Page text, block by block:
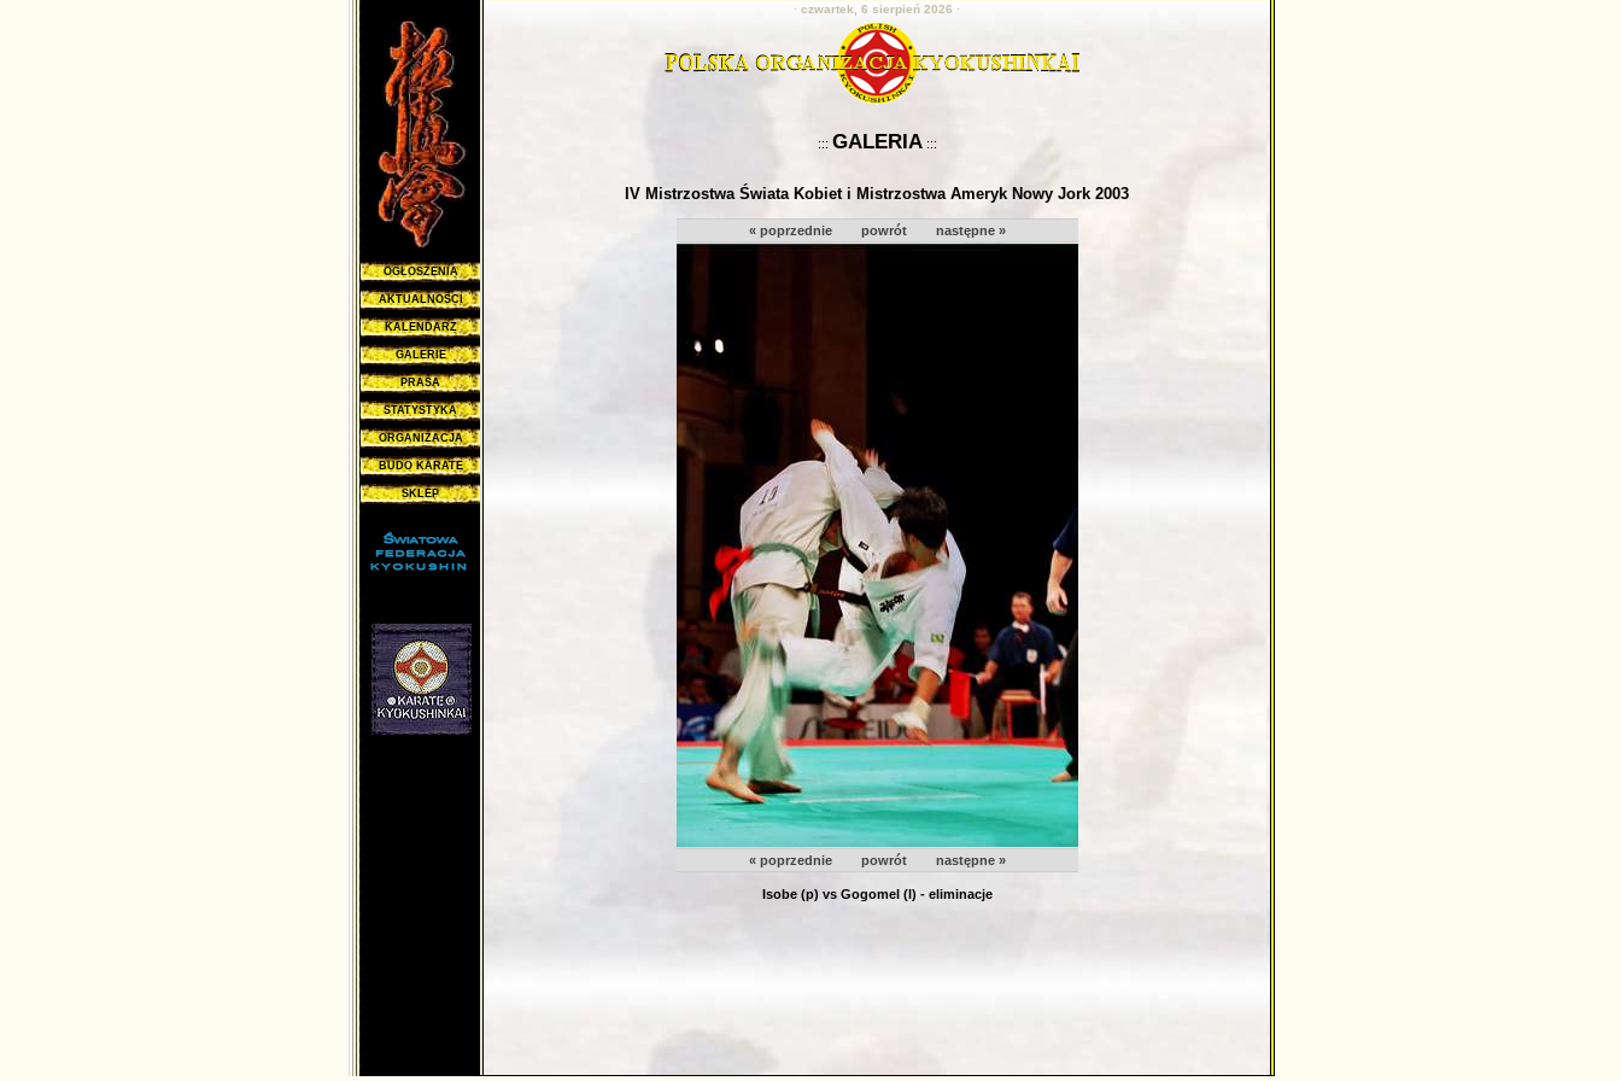
OGŁOSZENIA
AKTUALNOŚCI
KALENDARZ
GALERIE
PRASA
STATYSTYKA
ORGANIZACJA
BUDO KARATE
SKLEP
· czwartek, 6 sierpień 2026 ·
::: GALERIA:::
IV Mistrzostwa Świata Kobiet i Mistrzostwa Ameryk Nowy Jork 2003
« poprzednie powrót następne »
« poprzednie powrót następne »
Isobe (p) vs Gogomel (l) - eliminacje